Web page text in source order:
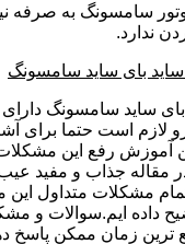
سامسونگ به صرفه
ندارد.
بای ساید سامسونگ
ساید سامسونگ دارای
لازم است حتما برای
آموزش رفع این
مقاله جذاب و مفید
مشکلات متداول این
داده ایم.سوالات و
ترین زمان ممکن پاسخ